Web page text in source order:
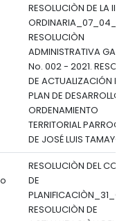
RESOLUCIÒN DE LA II
RESOLUCIÒN
ADMINISTRATIVA
No. 002 - 2021.
DE ACTUALIZACIÓN
PLAN DE DESARROLLO
ORDENAMIENTO
TERRITORIAL
DE JOSÉ LUIS TAMAYO
RESOLUCIÒN DEL
DE
RESOLUCIÒN DE